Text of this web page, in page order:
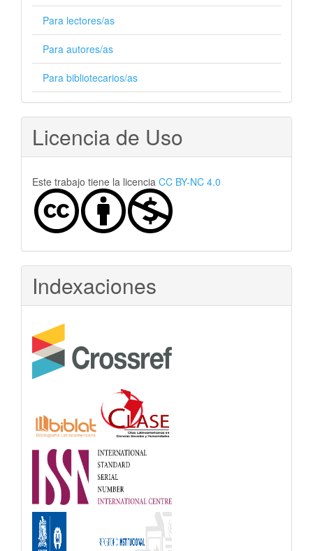
Para lectores/as
Para autores/as
Para bibliotecarios/as
Licencia de Uso
Este trabajo tiene la licencia CC BY-NC 4.0
Indexaciones